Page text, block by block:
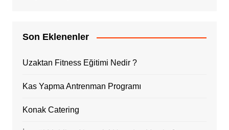
Son Eklenenler
Uzaktan Fitness Eğitimi Nedir ?
Kas Yapma Antrenman Programı
Konak Catering